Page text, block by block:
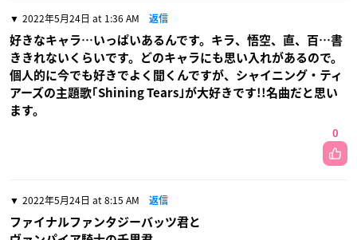
2022年5月24日 at 1:36 AM 返信
好きなキャラ…いっぱいあるんです。キラ、悟空、直、百…書
ききれないくらいです。どのキャラにも思い入れがあるので。
個人的に今でも好きでよく聞くんですが、シャイニング・ティ
アーズの主題歌｢Shining Tears｣が大好きです!!名曲だと思い
ます。
0
2022年5月24日 at 8:15 AM 返信
ファイナルファンタジーバッツ君と